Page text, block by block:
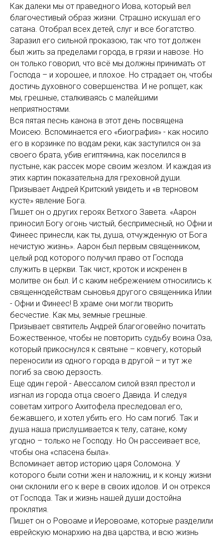
Как далеки мы от праведного Иова, который вел
благочестивый образ жизни. Страшно искушал его
сатана. Отобрал всех детей, слуг и все богатство.
Заразил его сильной проказою, так что тот должен
был жить за пределами города, в грязи и навозе. Но
он только говорил, что всё мы должны принимать от
Господа – и хорошее, и плохое. Но страдает он, чтобы
достичь духовного совершенства. И не ропщет, как
мы, грешные, сталкиваясь с малейшими
неприятностями.
Вся пятая песнь канона в этот день посвящена
Моисею. Вспоминается его «биография» - как носило
его в корзинке по водам реки, как заступился он за
своего брата, убив египтянина, как поселился в
пустыне, как рассек море своим жезлом. И каждая из
этих картин показательна для греховной души.
Призывает Андрей Критский увидеть и «в терновом
кусте» явление Бога.
Пишет он о других героях Ветхого Завета. «Аарон
приносил Богу огонь чистый, беспримесный, но Офни и
Финеес принесли, как ты, душа, отчужденную от Бога
нечистую жизнь». Аарон был первым священником,
целый род которого получил право от Господа
служить в церкви. Так чист, кроток и искренен в
молитве он был. И с каким небрежением относились к
священнодействам сыновья другого священника Илии
- Офни и Финеес! В храме они могли творить
бесчестие. Как мы, земные грешные.
Призывает святитель Андрей благоговейно почитать
Божественное, чтобы не повторить судьбу воина Оза,
который прикоснулся к святыне – ковчегу, который
переносили из одного города в другой – и тут же
погиб за свою дерзость.
Еще один герой - Авессалом силой взял престол и
изгнал из города отца своего Давида. И следуя
советам хитрого Ахитофела преследовал его,
бежавшего, и хотел убить его. Но сам погиб. Так и
душа наша прислушивается к телу, сатане, кому
угодно – только не Господу. Но Он рассеивает все,
чтобы она «спасена была».
Вспоминает автор историю царя Соломона. У
которого были сотни жен и наложниц, и к концу жизни
они склонили его к вере в своих идолов. И он отрекся
от Господа. Так и жизнь нашей души достойна
проклятия.
Пишет он о Ровоаме и Иеровоаме, которые разделили
еврейскую монархию на два царства, и всю жизнь